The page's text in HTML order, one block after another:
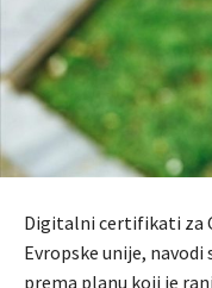
Digitalni certifikati za
Evropske unije,
prema planu koji je